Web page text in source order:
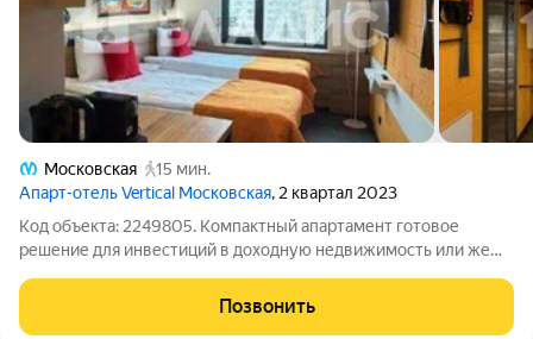
Московская
15 мин.
Апарт-отель Vertical Московская, 2 квартал 2023
Код объекта: 2249805. Компактный апартамент готовое
решение для инвестиций в доходную недвижимость или же
туристическим и деловым трафиком: рядом станция метро
«Московская», удобные выезды на Пулковское
Позвонить